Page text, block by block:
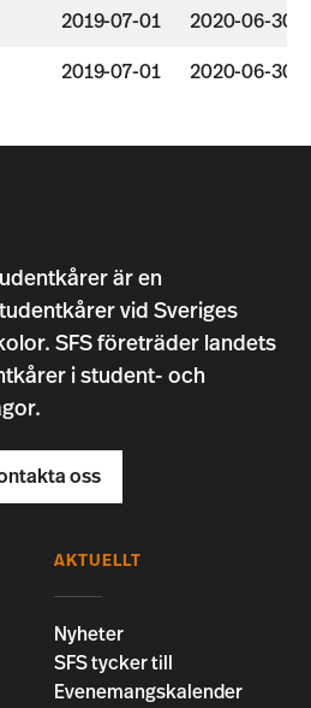
2019-07-01 2020-06-30
2019-07-01 2020-06-30
är en
vid Sveriges
SFS företräder landets
i student- och
oss
AKTUELLT
Nyheter
SFS tycker till
Evenemangskalender